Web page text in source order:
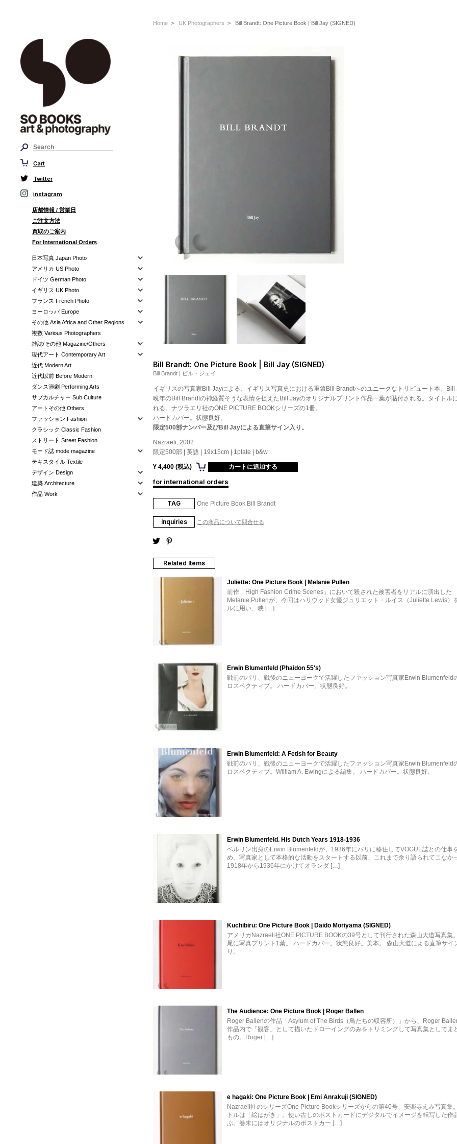
Cart
Twitter
instagram
店舗情報 / 営業日
ご注文方法
買取のご案内
For International Orders
日本写真 Japan Photo
アメリカ US Photo
ドイツ German Photo
イギリス UK Photo
フランス French Photo
ヨーロッパ Europe
その他 Asia Africa and Other Regions
複数 Various Photographers
雑誌/その他 Magazine/Others
現代アート Contemporary Art
近代 Modern Art
近代以前 Before Modern
ダンス演劇 Performing Arts
サブカルチャー Sub Culture
アートその他 Others
ファッション Fashion
クラシック Classic Fashion
ストリート Street Fashion
モード誌 mode magazine
テキスタイル Textile
デザイン Design
建築 Architecture
作品 Work
Home > UK Photographers > Bill Brandt: One Picture Book | Bill Jay (SIGNED)
Bill Brandt: One Picture Book | Bill Jay (SIGNED)
Bill Brandt | ビル・ジェイ
イギリスの写真家Bill Jayによる、イギリス写真史における重鎮Bill Brandtへのユニークなトリビュート本。
晩年のBill Brandtの神経質そうな表情を捉えたBill Jayのオリジナルプリント作品一葉が貼付される。タイト
れる。ナツラエリ社のONE PICTURE BOOKシリーズの1冊。
ハードカバー。状態良好。
限定500部ナンバー及びBill Jayによる直筆サイン入り。
Nazraeli, 2002
限定500部 | 英語 | 19x15cm | 1plate | b&w
¥ 4,400 (税込)
for international orders
TAG One Picture Book Bill Brandt
Inquiries この商品について問合せる
Related Items
Juliette: One Picture Book | Melanie Pullen
前作「High Fashion Crime Scenes」において殺された被害者をリアルに演出した
Melanie Pullenが、今回はハリウッド女優ジュリエット・ルイス（Juliette Lewis）
ルに用い、映 […]
Erwin Blumenfeld (Phaidon 55's)
戦前のパリ、戦後のニューヨークで活躍したファッション写真家Erwin Blumenfeld
ロスペクティブ。 ハードカバー。状態良好。
Erwin Blumenfeld: A Fetish for Beauty
戦前のパリ、戦後のニューヨークで活躍したファッション写真家Erwin Blumenfeld
ロスペクティブ。William A. Ewingによる編集。 ハードカバー。状態良好。
Erwin Blumenfeld. His Dutch Years 1918-1936
ベルリン出身のErwin Blumenfeldが、1936年にパリに移住してVOGUE誌との仕事
め、写真家として本格的な活動をスタートする以前、これまで余り語られてこなか
1918年から1936年にかけてオランダ […]
Kuchibiru: One Picture Book | Daido Moriyama (SIGNED)
アメリカNazraeli社ONE PICTURE BOOKの39号として刊行された森山大道写真集
尾に写真プリント1葉。 ハードカバー。状態良好。美本。 森山大道による直筆サイ
り。
The Audience: One Picture Book | Roger Ballen
Roger Ballenの作品「Asylum of The Birds（鳥たちの収容所）」から、Roger
作品内で「観客」として描いたドローイングのみをトリミングして写真集としてま
もの。Roger […]
e hagaki: One Picture Book | Emi Anrakuji (SIGNED)
Nazraeli社のシリーズOne Picture Bookシリーズからの第40号、安楽寺えみ写真集
トルは「絵はがき」。使い古しのポストカードにデジタルでイメージを転写した作
ぶ。巻末にはオリジナルのポストカー […]